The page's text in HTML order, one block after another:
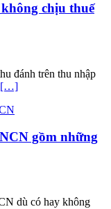
chịu thuế
đánh trên thu nhập
[…]
gồm những
dù có hay không